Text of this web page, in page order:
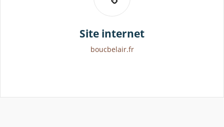
Site internet
boucbelair.fr